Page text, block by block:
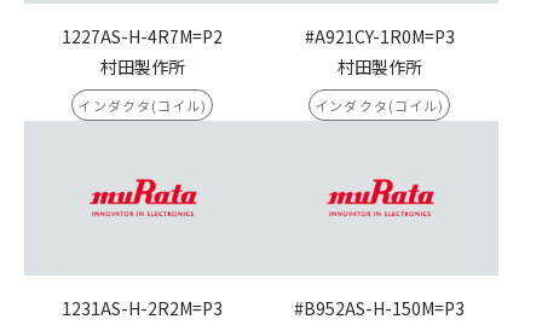
1227AS-H-4R7M=P2
村田製作所
インダクタ(コイル)
#A921CY-1R0M=P3
村田製作所
インダクタ(コイル)
1231AS-H-2R2M=P3
#B952AS-H-150M=P3